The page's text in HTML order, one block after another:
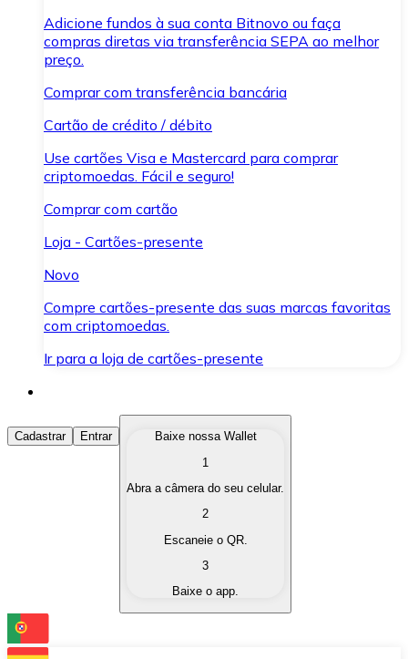
Adicione fundos à sua conta Bitnovo ou faça
compras diretas via transferência SEPA ao melhor
preço.
Comprar com transferência bancária
Cartão de crédito / débito
Use cartões Visa e Mastercard para comprar
criptomoedas. Fácil e seguro!
Comprar com cartão
Loja - Cartões-presente
Novo
Compre cartões-presente das suas marcas favoritas
com criptomoedas.
Ir para a loja de cartões-presente
Comprar Criptomoedas
Compre as criptomoedas de seu interesse de forma
Converta suas criptomoedas em moeda fiduciária
Troque uma criptomoeda por outra
Cadastrar Entrar
Baixe nossa Wallet
1
Abra a câmera do seu celular.
2
Escaneie o QR.
3
Baixe o app.